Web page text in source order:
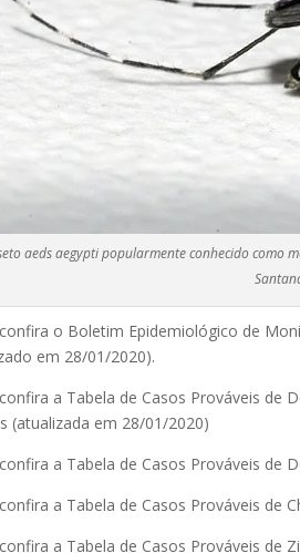
aeds aegypti popularmente conhecido como
o Boletim Epidemiológico de
em 28/01/2020).
a Tabela de Casos Prováveis de
(atualizada em 28/01/2020)
a Tabela de Casos Prováveis de
a Tabela de Casos Prováveis de
a Tabela de Casos Prováveis de